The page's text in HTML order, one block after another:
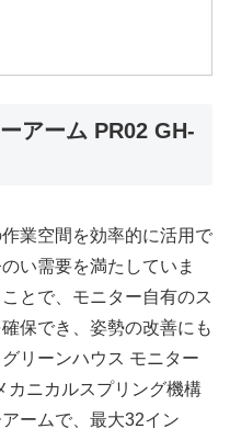
アーム PR02 GH-
業空間を効率的に活用で
い需要を満たしていま
とで、モニター自有のス
保でき、姿勢の改善にも
リーンハウス モニター
カニカルスプリング機構
ームで、最大32イン